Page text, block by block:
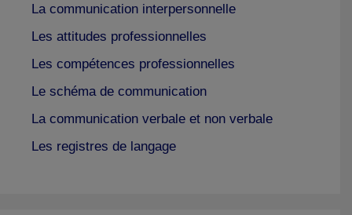
La communication interpersonnelle
Les attitudes professionnelles
Les compétences professionnelles
Le schéma de communication
La communication verbale et non verbale
Les registres de langage